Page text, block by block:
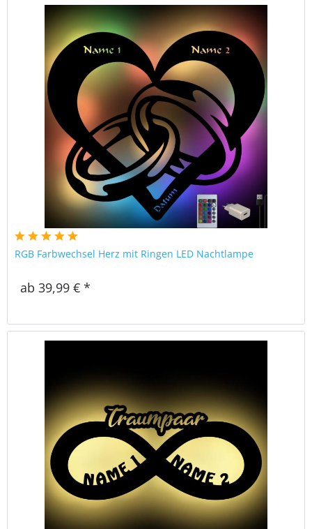
RGB Farbwechsel Herz mit Ringen LED Nachtlampe
ab 39,99 € *